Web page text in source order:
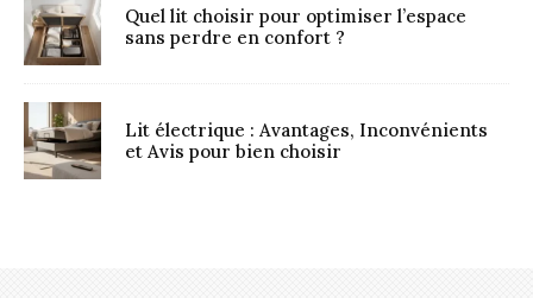
Quel lit choisir pour optimiser l’espace
sans perdre en confort ?
Lit électrique : Avantages, Inconvénients
et Avis pour bien choisir